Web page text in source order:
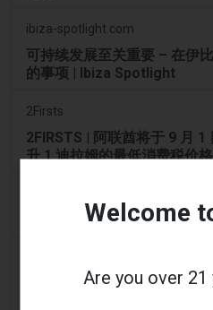
ibiza-spotlight.com
可持续发展至关重要 – 在伊
的事项 | Ibiza Spotlight
2Firsts
2FIRSTS | 阿联酋将于 9 月
升 1 迪拉姆的最低消费税价
VB Distribution获准承担电子
2FIRSTS | 尼古丁袋在美国
Welcome
Are you over 21